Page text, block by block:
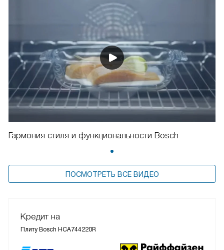
Гармония стиля и функциональности Bosch
ПОСМОТРЕТЬ ВСЕ ВИДЕО
Кредит на
Плиту Bosch HCA744220R